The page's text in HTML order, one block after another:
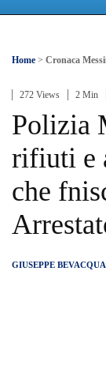
Home > Cronaca
272 Views 2 Min
Polizia
rifiuti e
che
GIUSEPPE BEVACQUA